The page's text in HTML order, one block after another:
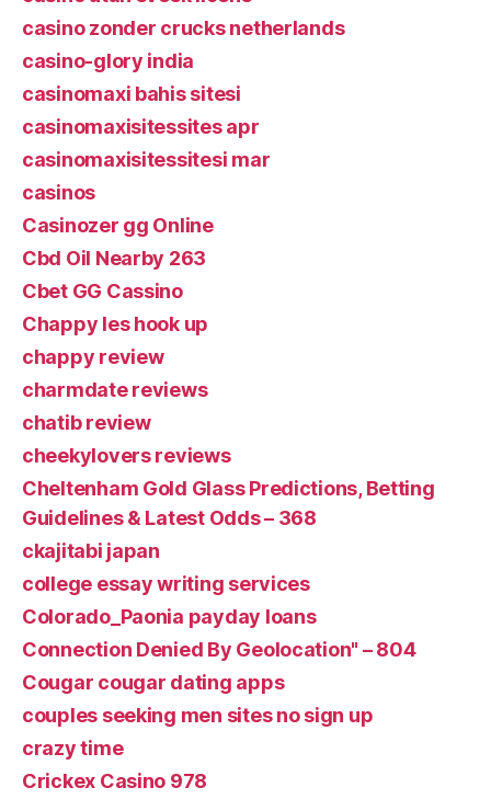
casino zonder crucks netherlands
casino-glory india
casinomaxi bahis sitesi
casinomaxisitessites apr
casinomaxisitessitesi mar
casinos
Casinozer gg Online
Cbd Oil Nearby 263
Cbet GG Cassino
Chappy les hook up
chappy review
charmdate reviews
chatib review
cheekylovers reviews
Cheltenham Gold Glass Predictions, Betting
Guidelines & Latest Odds – 368
ckajitabi japan
college essay writing services
Colorado_Paonia payday loans
Connection Denied By Geolocation" – 804
Cougar cougar dating apps
couples seeking men sites no sign up
crazy time
Crickex Casino 978